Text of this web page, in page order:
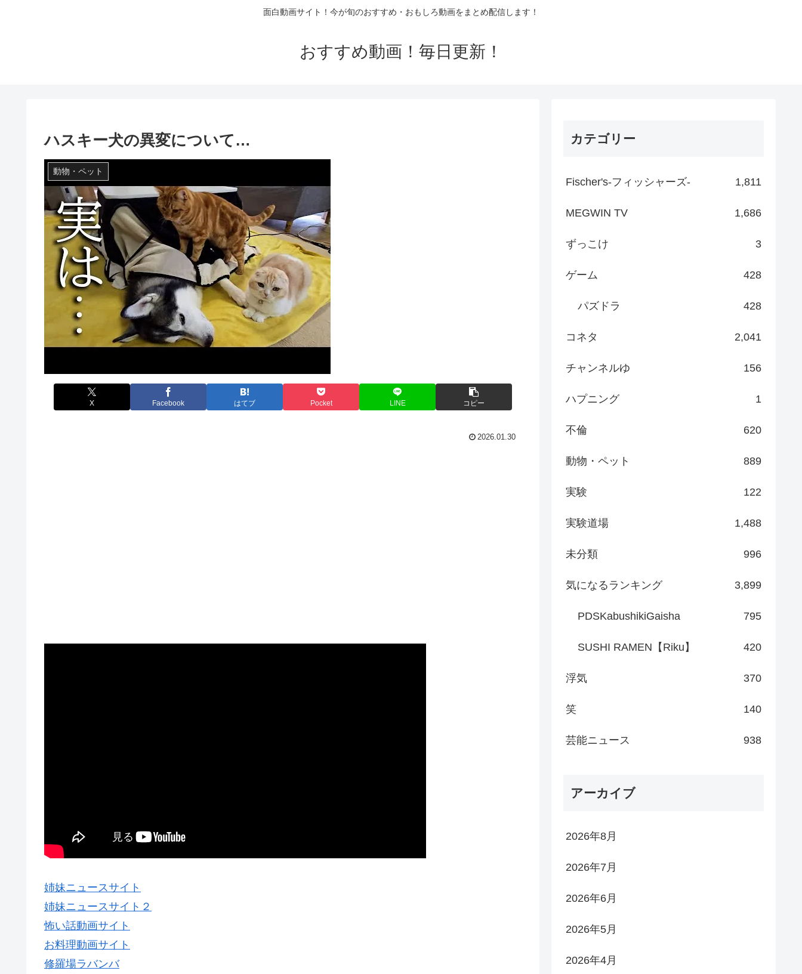
面白動画サイト！今が旬のおすすめ・おもしろ動画をまとめ配信します！
おすすめ動画！毎日更新！
ハスキー犬の異変について…
動物・ペット
X Facebook はてブ Pocket LINE コピー
2026.01.30
姉妹ニュースサイト
姉妹ニュースサイト２
怖い話動画サイト
お料理動画サイト
修羅場ラバンバ
カテゴリー
Fischer's-フィッシャーズ- 1,811
MEGWIN TV 1,686
ずっこけ 3
ゲーム 428
パズドラ 428
コネタ 2,041
チャンネルゆ 156
ハプニング 1
不倫 620
動物・ペット 889
実験 122
実験道場 1,488
未分類 996
気になるランキング 3,899
PDSKabushikiGaisha 795
SUSHI RAMEN【Riku】 420
浮気 370
笑 140
芸能ニュース 938
アーカイブ
2026年8月
2026年7月
2026年6月
2026年5月
2026年4月